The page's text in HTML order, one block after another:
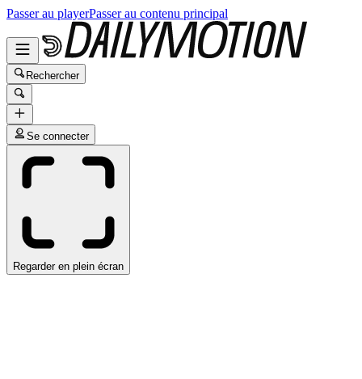
Passer au playerPasser au contenu principal
Rechercher
Se connecter
Regarder en plein écran